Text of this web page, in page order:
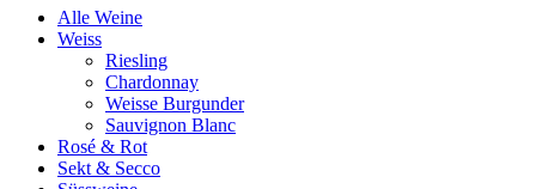
Alle Weine
Weiss
Riesling
Chardonnay
Weisse Burgunder
Sauvignon Blanc
Rosé & Rot
Sekt & Secco